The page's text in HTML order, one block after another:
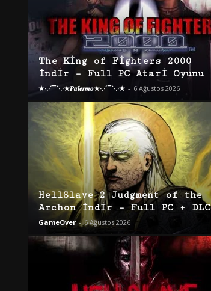
The King of Fighters 2000
İndir – Full PC Atari Oyunu
★·.·´¯`·.·★𝑷𝒂𝒍𝒆𝒓𝒎𝒐★·.·´¯`·.·★ - 6 Ağustos 2026
HellSlave 2 Judgment of the
Archon İndir – Full PC + DLC
GameOver - 6 Ağustos 2026